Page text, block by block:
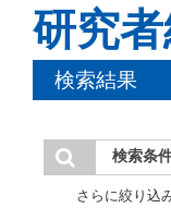
研究
検索結果
検索条
さらに絞り込